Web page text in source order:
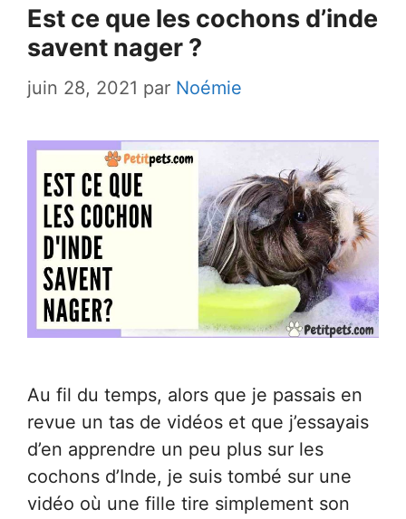
Est ce que les cochons d’inde
savent nager ?
juin 28, 2021 par Noémie
Au fil du temps, alors que je passais en
revue un tas de vidéos et que j’essayais
d’en apprendre un peu plus sur les
cochons d’Inde, je suis tombé sur une
vidéo où une fille tire simplement son